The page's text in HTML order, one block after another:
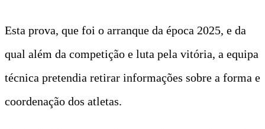
Esta prova, que foi o arranque da época 2025, e da
qual além da competição e luta pela vitória, a equipa
técnica pretendia retirar informações sobre a forma e
coordenação dos atletas.